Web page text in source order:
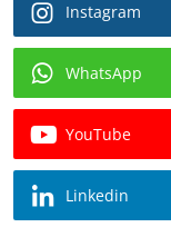
Instagram
WhatsApp
YouTube
Linkedin